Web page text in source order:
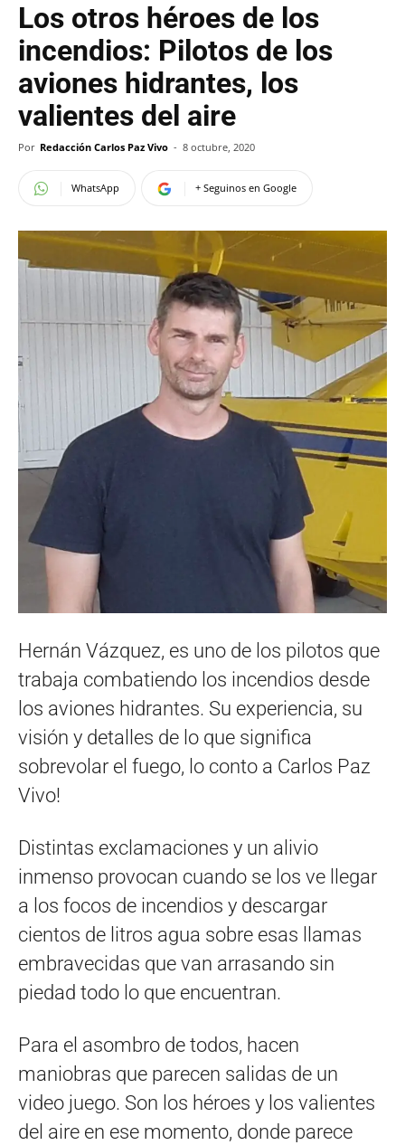
Los otros héroes de los
incendios: Pilotos de los
aviones hidrantes, los
valientes del aire
Por Redacción Carlos Paz Vivo - 8 octubre, 2020
WhatsApp + Seguinos en Google
Hernán Vázquez, es uno de los pilotos que
trabaja combatiendo los incendios desde
los aviones hidrantes. Su experiencia, su
visión y detalles de lo que significa
sobrevolar el fuego, lo conto a Carlos Paz
Vivo!
Distintas exclamaciones y un alivio
inmenso provocan cuando se los ve llegar
a los focos de incendios y descargar
cientos de litros agua sobre esas llamas
embravecidas que van arrasando sin
piedad todo lo que encuentran.
Para el asombro de todos, hacen
maniobras que parecen salidas de un
video juego. Son los héroes y los valientes
del aire en ese momento, donde parece